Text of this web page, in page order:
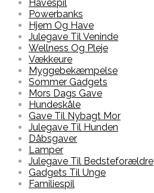
Havespil
Powerbanks
Hjem Og Have
Julegave Til Veninde
Wellness Og Pleje
Vækkeure
Myggebekæmpelse
Sommer Gadgets
Mors Dags Gave
Hundeskåle
Gave Til Nybagt Mor
Julegave Til Hunden
Dåbsgaver
Lamper
Julegave Til Bedsteforældre
Gadgets Til Unge
Familiespil